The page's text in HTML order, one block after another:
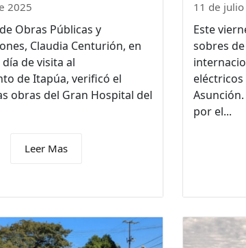
2025
Obras Públicas y
Claudia Centurión, en
de visita al
de Itapúa, verificó el
obras del Gran Hospital del
Leer Mas
11 de
Este
sobres
por el...